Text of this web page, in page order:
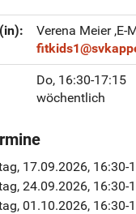
Verena Meier ,E-
fitkids1@
Do, 16:30-17:15
wöchentlich
17.09.2026, 16:30-
24.09.2026, 16:30-
01.10.2026, 16:30-